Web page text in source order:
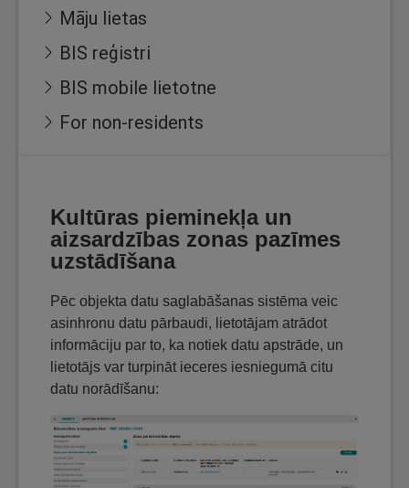
Māju lietas
BIS reģistri
BIS mobile lietotne
For non-residents
Kultūras pieminekļa un
aizsardzības zonas pazīmes
uzstādīšana
Pēc objekta datu saglabāšanas sistēma veic
asinhronu datu pārbaudi, lietotājam atrādot
informāciju par to, ka notiek datu apstrāde, un
lietotājs var turpināt ieceres iesniegumā citu
datu norādīšanu: